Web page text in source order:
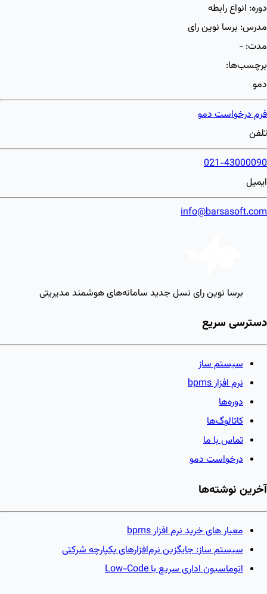
دوره: انواع رابطه
مدرس: برسا نوین رای
مدت: -
برچسب‌ها:
دمو
فرم درخواست دمو
تلفن
021-43000090
ایمیل
info@barsasoft.com
برسا نوین رای نسل جدید سامانه‌های هوشمند مدیریتی
دسترسی سریع
سیستم ساز
نرم افزار bpms
دوره‌ها
کاتالوگ‌ها
تماس با ما
درخواست دمو
آخرین نوشته‌ها
معیار های خرید نرم افزار bpms
سیستم ساز: جایگزین نرم‌افزارهای یکپارچه شرکتی
اتوماسیون اداری سریع با Low-Code